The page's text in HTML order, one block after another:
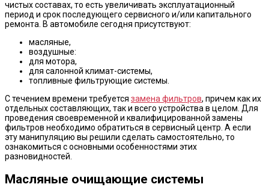
чистых составах, то есть увеличивать эксплуатационный
период и срок последующего сервисного и/или капитального
ремонта. В автомобиле сегодня присутствуют:
масляные,
воздушные:
для мотора,
для салонной климат-системы,
топливные фильтрующие системы.
С течением времени требуется замена фильтров, причем как их
отдельных составляющих, так и всего устройства в целом. Для
проведения своевременной и квалифицированной замены
фильтров необходимо обратиться в сервисный центр. А если
эту манипуляцию вы решили сделать самостоятельно, то
ознакомиться с основными особенностями этих
разновидностей.
Масляные очищающие системы